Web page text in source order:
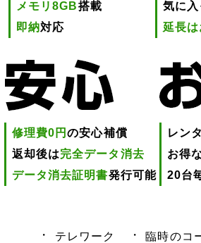
メモリ8GB搭載
即納対応
気に入
延長
修理費0円の安心補償
返却後は完全データ消去
データ消去証明書発行可能
レン
お得
20台
テレワーク
臨時のコ